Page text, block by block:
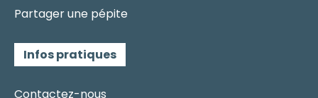
Partager une pépite
Infos pratiques
Contactez-nous